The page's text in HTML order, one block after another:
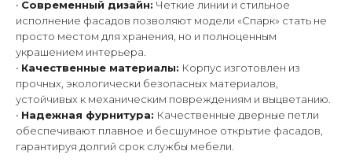
• Современный дизайн: Четкие линии и стильное
исполнение фасадов позволяют модели «Спарк» стать не
просто местом для хранения, но и полноценным
украшением интерьера.
• Качественные материалы: Корпус изготовлен из
прочных, экологически безопасных материалов,
устойчивых к механическим повреждениям и выцветанию.
• Надежная фурнитура: Качественные дверные петли
обеспечивают плавное и бесшумное открытие фасадов,
гарантируя долгий срок службы мебели.